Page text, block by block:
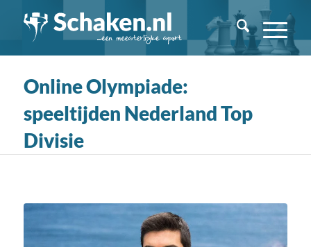
Online Olympiade:
speeltijden Nederland Top
Divisie